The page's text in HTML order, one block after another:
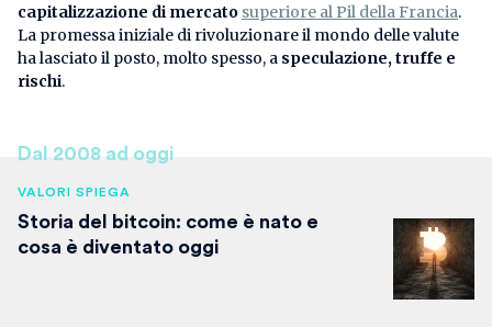
capitalizzazione di mercato superiore al Pil della Francia.
La promessa iniziale di rivoluzionare il mondo delle valute
ha lasciato il posto, molto spesso, a speculazione, truffe e
rischi.
Dal 2008 ad oggi
VALORI SPIEGA
Storia del bitcoin: come è nato e
cosa è diventato oggi